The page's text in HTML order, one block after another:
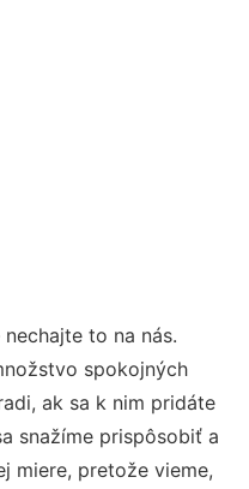
nechajte to na nás.
spokojných
ak sa k nim pridáte
snažíme prispôsobiť a
miere, pretože vieme,